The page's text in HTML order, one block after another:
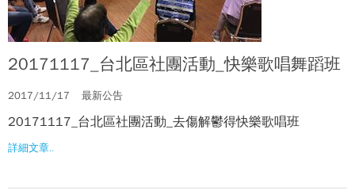
20171117_台北區社團活動_快樂歌唱舞蹈班
2017/11/17 最新公告
20171117_台北區社團活動_去傷解鬱得快樂歌唱班
詳細文章..